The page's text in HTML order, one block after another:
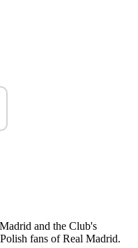
and the Club's
fans of Real Madrid.